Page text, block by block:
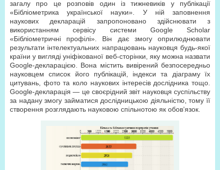
загалу про це розповів один із тижневиків у публікації
«Бібліометрика української науки». У ній заповнення
наукових декларацій запропоновано здійснювати з
використанням сервісу системи Google Scholar
«Бібліометричні профілі». Він дає змогу оприлюднювати
результати інтелектуальних напрацювань науковця будь-якої
країни у вигляді уніфікованої веб-сторінки, яку можна назвати
Google-декларацією. Вона містить вивірений безпосередньо
науковцем список його публікацій, індекси та діаграму їх
цитувань, фото та коло наукових інтересів дослідника тощо.
Google-декларація — це своєрідний звіт науковця суспільству
за надану змогу займатися дослідницькою діяльністю, тому її
створення розглядають науковою спільнотою як обов’язок.